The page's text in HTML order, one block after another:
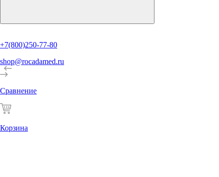
+7(800)250-77-80
shop@rocadamed.ru
Сравнение
Корзина